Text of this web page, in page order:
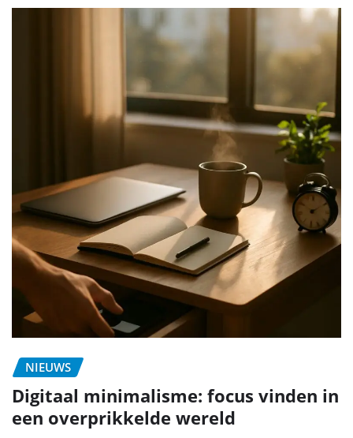
NIEUWS
Digitaal minimalisme: focus vinden in
een overprikkelde wereld